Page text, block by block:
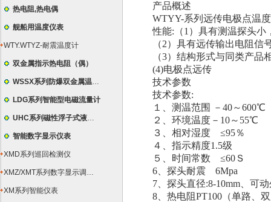
热电阻,热电偶
舰船用温度仪表
WTY.WTYZ-耐震温度计
双金属指示热电阻（偶）
WSSX系列防爆双金属温度计
LDG系列智能型电磁流量计
UHC系列磁性浮子式液位计
智能数字显示仪表
XMD系列巡回检测仪
XMZ/XMT系列数字显示调节仪
XM系列智能仪表
产品概述
WTYY-系列远传电极点温
性能:（1）具有测温探头小
（2）具有远传输出电阻
（3）结构形式与同类产品
(4)电极点远传
技术参数
技术参数:
１、测温范围 －40～
２、环境温度－10～55℃
３、相对湿度
４、指示精度1.5级
５、时间常数
6、探头耐震 6Mpa
7、探头直径:8-10mm、可
8、热电阻PT100（单路、